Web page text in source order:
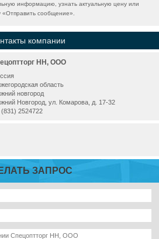
информацию, узнать актуальную цену или
«Отправить сообщение».
компании
НН, ООО
область
новгород
Новгород, ул. Комарова, д. 17-32
(831) 2524722
ЗАПРОС